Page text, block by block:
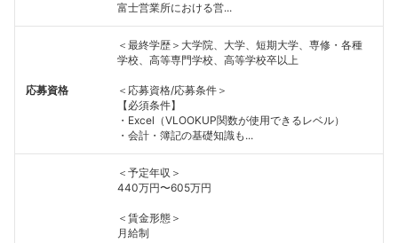
富士営業所における営...
応募資格
＜最終学歴＞大学院、大学、短期大学、専修・各種
学校、高等専門学校、高等学校卒以上
＜応募資格/応募条件＞
【必須条件】
・Excel（VLOOKUP関数が使用できるレベル）
・会計・簿記の基礎知識も...
＜予定年収＞
440万円〜605万円
＜賃金形態＞
月給制